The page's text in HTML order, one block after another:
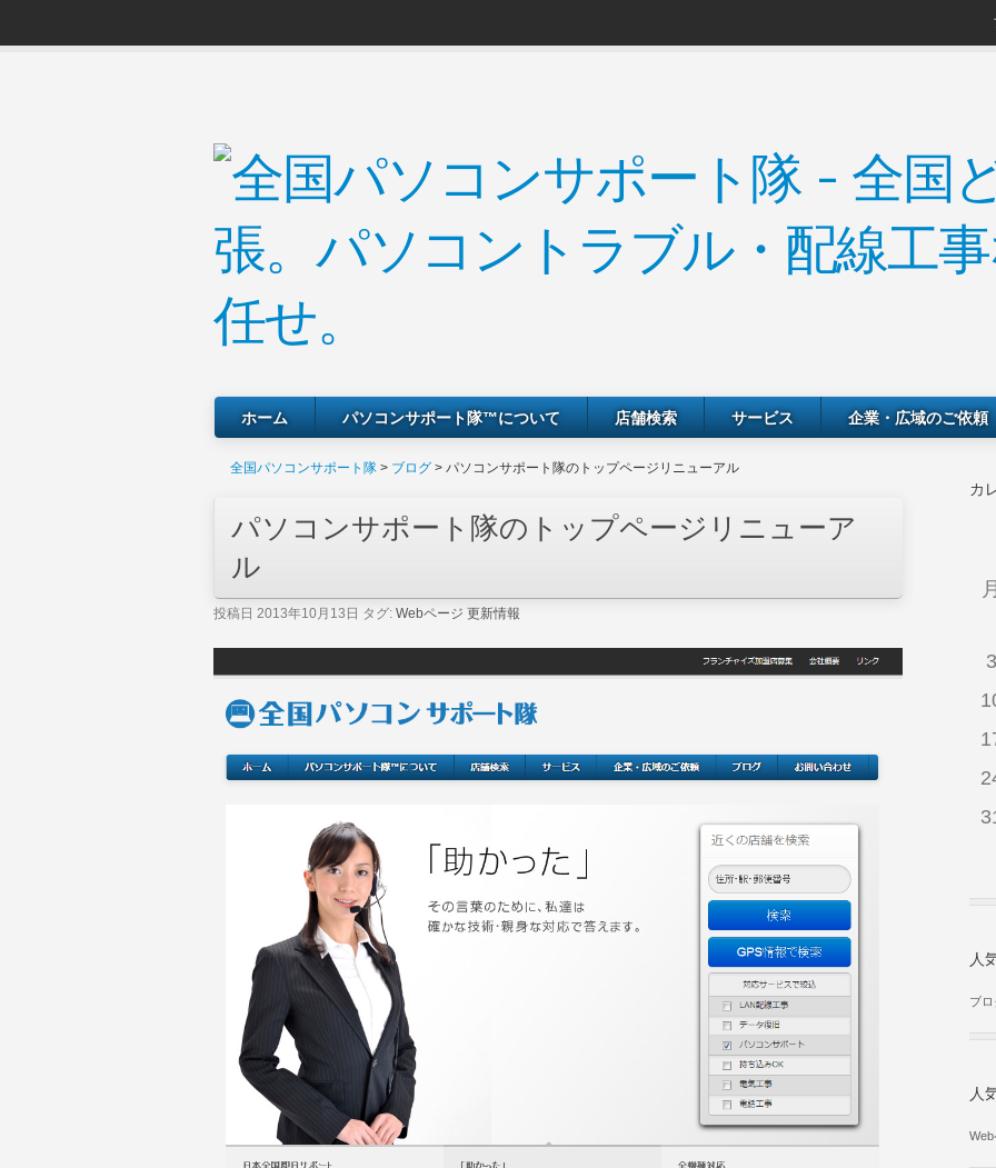
ホーム パソコンサポート隊™について 店舗検索 サービス 企業・広域のご依頼
全国パソコンサポート隊 > ブログ > パソコンサポート隊のトップページリニューアル
パソコンサポート隊のトップページリニューア
ル
投稿日 2013年10月13日 タグ: Webページ 更新情報
カ
月
3
人
ブロ
人